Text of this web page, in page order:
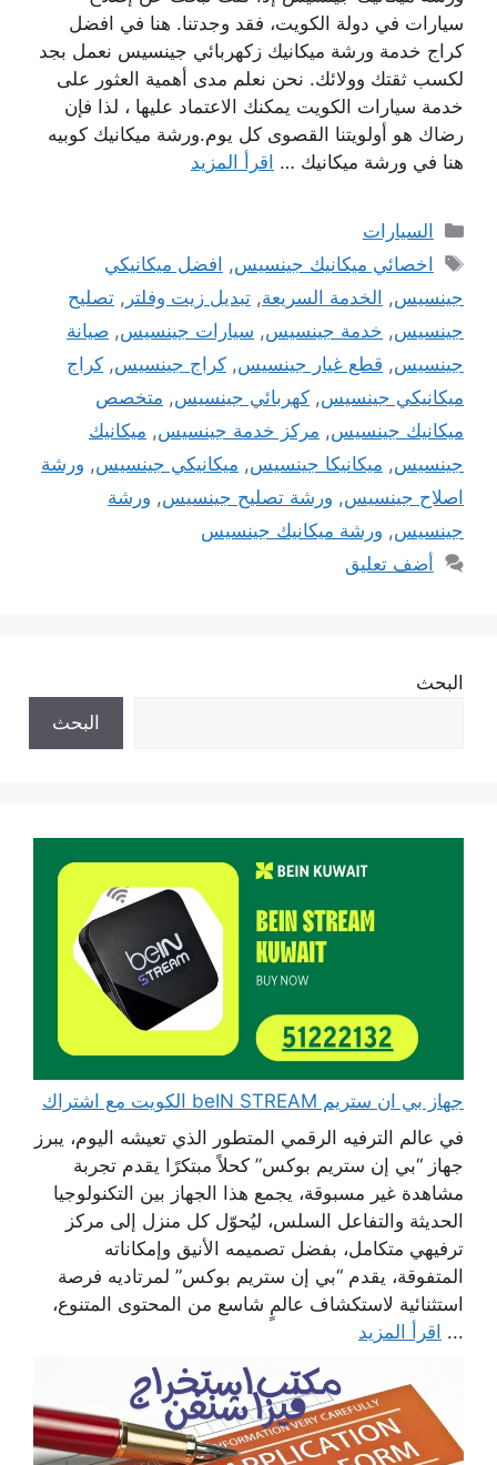
سيارات في دولة الكويت، فقد وجدتنا. هنا في افضل
كراج خدمة ورشة ميكانيك زكهربائي جينسيس نعمل بجد
لكسب ثقتك وولائك. نحن نعلم مدى أهمية العثور على
خدمة سيارات الكويت يمكنك الاعتماد عليها ، لذا فإن
رضاك ​​هو أولويتنا القصوى كل يوم.ورشة ميكانيك كوبيه
هنا في ورشة ميكانيك … اقرأ المزيد
التصنيفات
السيارات
الوسوم
اخصائي ميكانيك جينسيس, افضل ميكانيكي
جينسيس, الخدمة السريعة, تبديل زيت وفلتر , تصليح
جينسيس, خدمة جينسيس, سيارات جينسيس, صيانة
جينسيس, قطع غيار جينسيس, كراج جينسيس, كراج
ميكانيكي جينسيس, كهربائي جينسيس, متخصص
ميكانيك جينسيس, مركز خدمة جينسيس, ميكانيك
جينسيس, ميكانيكا جينسيس, ميكانيكي جينسيس, ورشة
اصلاح جينسيس, ورشة تصليح جينسيس, ورشة
جينسيس, ورشة ميكانيك جينسيس
أضف تعليق
البحث
البحث
جهاز بي ان ستريم beIN STREAM الكويت مع اشتراك
في عالم الترفيه الرقمي المتطور الذي تعيشه اليوم، يبرز
جهاز “بي إن ستريم بوكس” كحلاً مبتكرًا يقدم تجربة
مشاهدة غير مسبوقة، يجمع هذا الجهاز بين التكنولوجيا
الحديثة والتفاعل السلس، ليُحوّل كل منزل إلى مركز
ترفيهي متكامل، بفضل تصميمه الأنيق وإمكاناته
المتفوقة، يقدم “بي إن ستريم بوكس” لمرتاديه فرصة
استثنائية لاستكشاف عالمٍ شاسع من المحتوى المتنوع،
... اقرأ المزيد